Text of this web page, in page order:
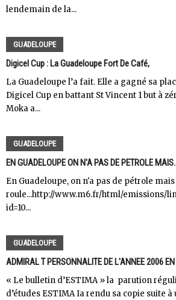
lendemain de la...
GUADELOUPE
Digicel Cup : La Guadeloupe Fort De Café,
La Guadeloupe l’a fait. Elle a gagné sa
Digicel Cup en battant St Vincent 1 but à
Moka a...
GUADELOUPE
EN GUADELOUPE ON N'A PAS DE PETROLE
En Guadeloupe, on n'a pas de pétrole mais
roule...http://www.m6.fr/html/emissions/
id=10...
GUADELOUPE
ADMIRAL T PERSONNALITE DE L'ANNEE 2006
« Le bulletin d’ESTIMA » la parution
d’études ESTIMA Ia rendu sa copie suite à